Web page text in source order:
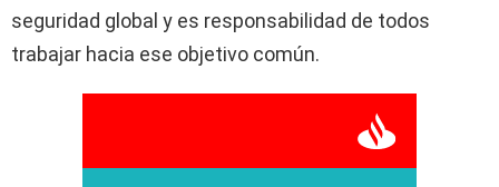
seguridad global y es responsabilidad de todos
trabajar hacia ese objetivo común.